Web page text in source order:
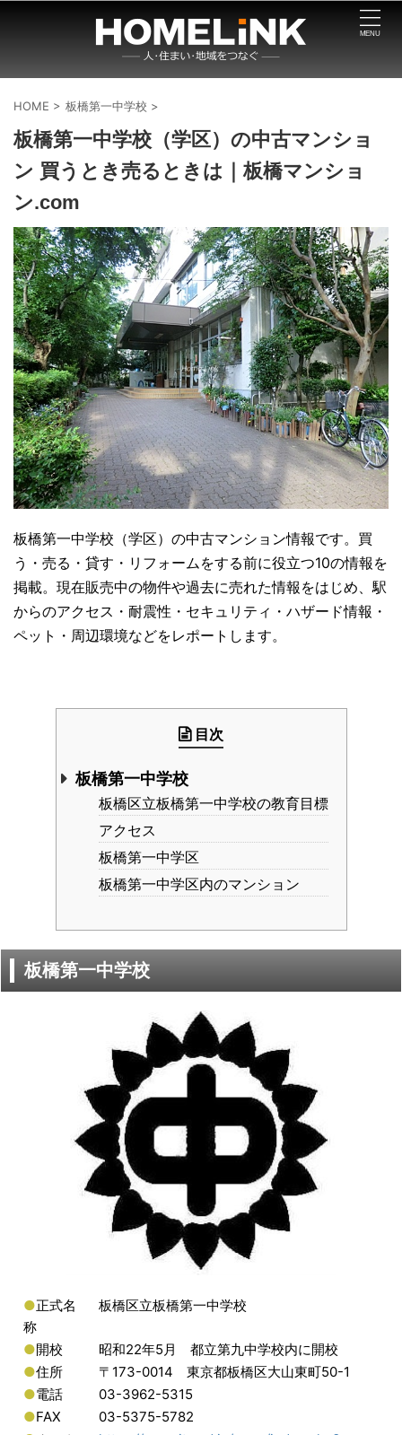
HOME > 板橋第一中学校 >
板橋第一中学校（学区）の中古マンショ
ン 買うとき売るときは｜板橋マンショ
ン.com
板橋第一中学校（学区）の中古マンション情報です。買
う・売る・貸す・リフォームをする前に役立つ10の情報を
掲載。現在販売中の物件や過去に売れた情報をはじめ、駅
からのアクセス・耐震性・セキュリティ・ハザード情報・
ペット・周辺環境などをレポートします。
目次
板橋第一中学校
板橋区立板橋第一中学校の教育目標
アクセス
板橋第一中学区
板橋第一中学区内のマンション
板橋第一中学校
●正式名
称
板橋区立板橋第一中学校
●開校
昭和22年5月 都立第九中学校内に開校
●住所
〒173-0014 東京都板橋区大山東町50-1
●電話
03-3962-5315
●FAX
03-5375-5782